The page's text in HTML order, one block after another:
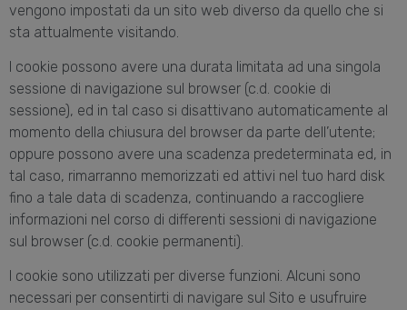
vengono impostati da un sito web diverso da quello che si
sta attualmente visitando.
I cookie possono avere una durata limitata ad una singola
sessione di navigazione sul browser (c.d. cookie di
sessione), ed in tal caso si disattivano automaticamente al
momento della chiusura del browser da parte dell’utente;
oppure possono avere una scadenza predeterminata ed, in
tal caso, rimarranno memorizzati ed attivi nel tuo hard disk
fino a tale data di scadenza, continuando a raccogliere
informazioni nel corso di differenti sessioni di navigazione
sul browser (c.d. cookie permanenti).
I cookie sono utilizzati per diverse funzioni. Alcuni sono
necessari per consentirti di navigare sul Sito e usufruire